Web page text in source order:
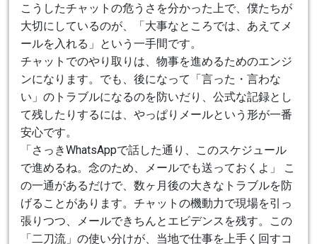
こうしたチャットの危うさを分かった上で、僕たちが
大切にしているのが、「大事なところでは、あえてメ
ールを入れる」という一手間です。
チャットでのやり取りは、物事を進めるためのエンジ
ンになります。でも、後になって「言った・言わな
い」のトラブルになるのを防いだり、公式な記録とし
て残したりするには、やっぱりメールという形が一番
安心です。
「さっきWhatsAppで話した通り、このスケジュール
で進めるね。念のため、メールでも送っておくよ」 こ
の一通があるだけで、数ヶ月後の大きなトラブルを防
げることがあります。チャットの機動力で現場を引っ
張りつつ、メールできちんとエビデンスを残す。この
「二刀流」の使い分けが、当地で仕事を上手く回すコ